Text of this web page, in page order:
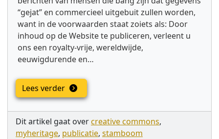
“gejat” en commercieel uitgebuit zullen worden,
want in de voorwaarden staat zoiets als: Door
inhoud op de Website te publiceren, verleent u
ons een royalty-vrije, wereldwijde,
eeuwigdurende en…
Lees verder
Dit artikel gaat overcreative commons,
myheritage, publicatie, stamboom